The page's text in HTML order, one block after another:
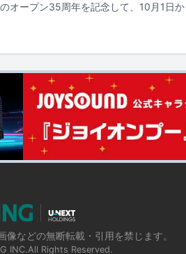
像などの無断転載・引用を禁じます。
INC.All Rights Reserved.